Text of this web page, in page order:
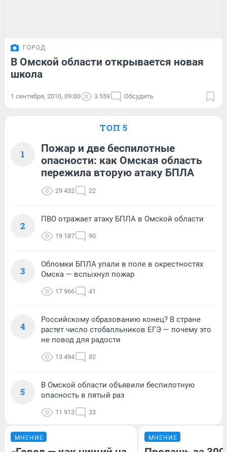
ГОРОД
В Омской области открывается новая
школа
1 сентября, 2010, 09:00 3 559 Обсудить
ТОП 5
1
Пожар и две беспилотные
опасности: как Омская область
пережила вторую атаку БПЛА
29 432 22
2
ПВО отражает атаку БПЛА в Омской области
19 187 90
3
Обломки БПЛА упали в поле в окрестностях
Омска — вспыхнул пожар
17 966 41
4
Российскому образованию конец? В стране
растет число стобалльников ЕГЭ — почему это
не повод для радости
13 494 82
5
В Омской области объявили беспилотную
опасность в пятый раз
11 913 33
МНЕНИЕ МНЕНИЕ